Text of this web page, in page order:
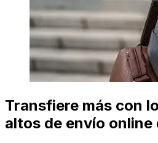
Transfiere más con
altos de envío online